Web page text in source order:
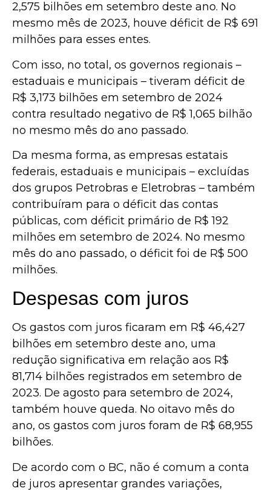
2,575 bilhões em setembro deste ano. No
mesmo mês de 2023, houve déficit de R$ 691
milhões para esses entes.
Com isso, no total, os governos regionais –
estaduais e municipais – tiveram déficit de
R$ 3,173 bilhões em setembro de 2024
contra resultado negativo de R$ 1,065 bilhão
no mesmo mês do ano passado.
Da mesma forma, as empresas estatais
federais, estaduais e municipais – excluídas
dos grupos Petrobras e Eletrobras – também
contribuíram para o déficit das contas
públicas, com déficit primário de R$ 192
milhões em setembro de 2024. No mesmo
mês do ano passado, o déficit foi de R$ 500
milhões.
Despesas com juros
Os gastos com juros ficaram em R$ 46,427
bilhões em setembro deste ano, uma
redução significativa em relação aos R$
81,714 bilhões registrados em setembro de
2023. De agosto para setembro de 2024,
também houve queda. No oitavo mês do
ano, os gastos com juros foram de R$ 68,955
bilhões.
De acordo com o BC, não é comum a conta
de juros apresentar grandes variações,